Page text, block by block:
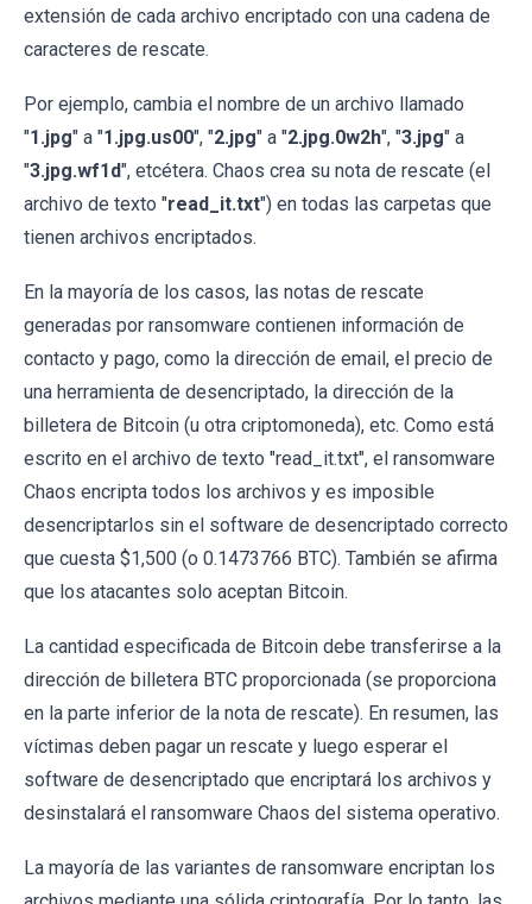
extensión de cada archivo encriptado con una cadena de
caracteres de rescate.
Por ejemplo, cambia el nombre de un archivo llamado
"1.jpg" a "1.jpg.us00", "2.jpg" a "2.jpg.0w2h", "3.jpg" a
"3.jpg.wf1d", etcétera. Chaos crea su nota de rescate (el
archivo de texto "read_it.txt") en todas las carpetas que
tienen archivos encriptados.
En la mayoría de los casos, las notas de rescate
generadas por ransomware contienen información de
contacto y pago, como la dirección de email, el precio de
una herramienta de desencriptado, la dirección de la
billetera de Bitcoin (u otra criptomoneda), etc. Como está
escrito en el archivo de texto "read_it.txt", el ransomware
Chaos encripta todos los archivos y es imposible
desencriptarlos sin el software de desencriptado correcto
que cuesta $1,500 (o 0.1473766 BTC). También se afirma
que los atacantes solo aceptan Bitcoin.
La cantidad especificada de Bitcoin debe transferirse a la
dirección de billetera BTC proporcionada (se proporciona
en la parte inferior de la nota de rescate). En resumen, las
víctimas deben pagar un rescate y luego esperar el
software de desencriptado que encriptará los archivos y
desinstalará el ransomware Chaos del sistema operativo.
La mayoría de las variantes de ransomware encriptan los